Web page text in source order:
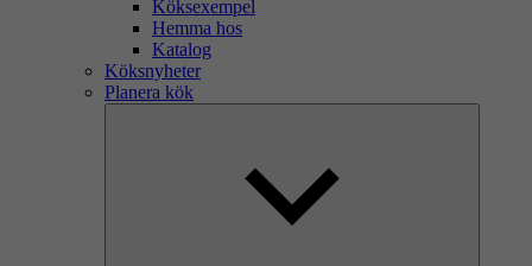
Köksexempel
Hemma hos
Katalog
Köksnyheter
Planera kök